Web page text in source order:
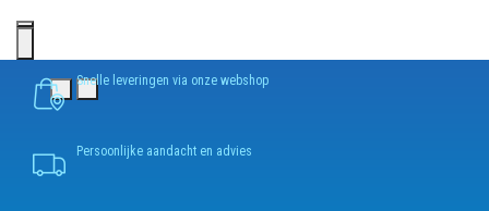
Snelle leveringen via onze webshop
Persoonlijke aandacht en advies